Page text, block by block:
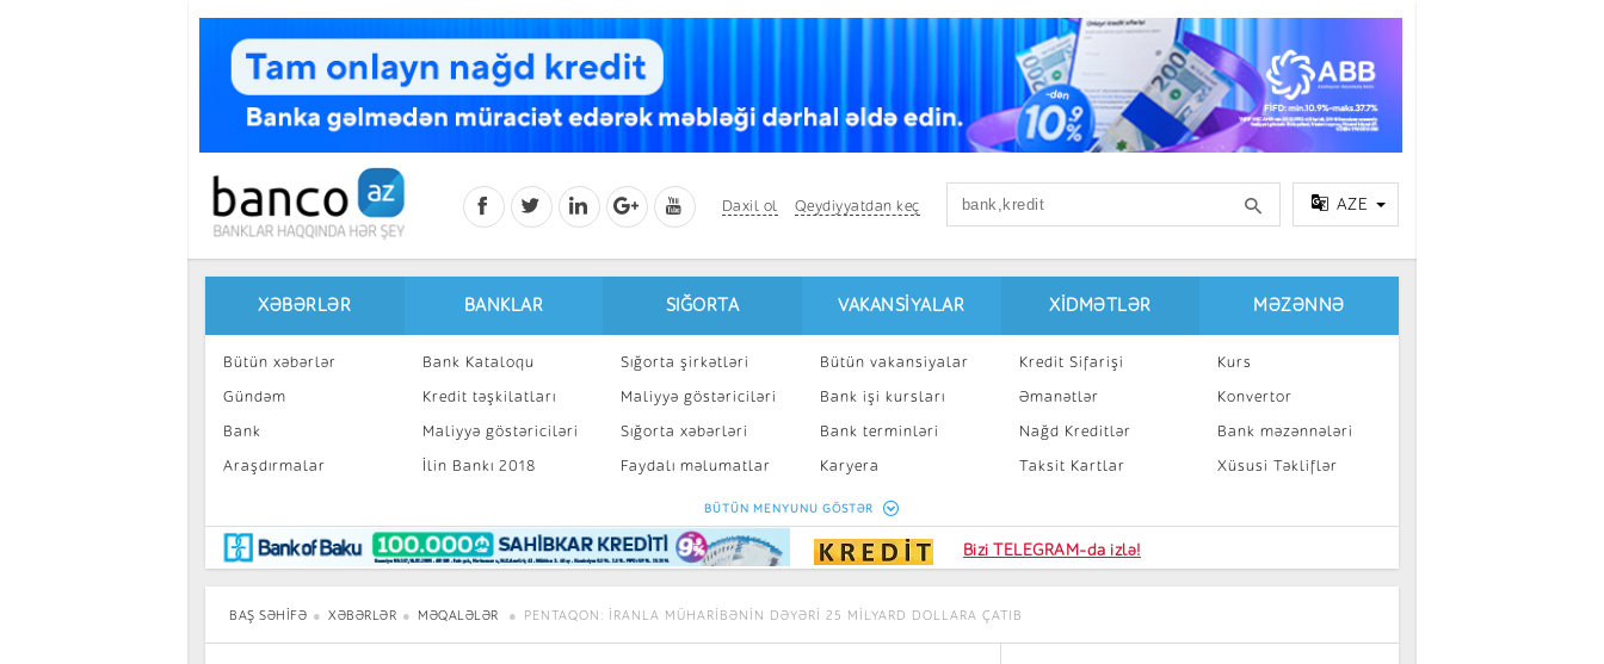
Daxil ol Qeydiyyatdan keç AZE
XƏBƏRLƏR
Bütün xəbərlər
Gündəm
Bank
Araşdırmalar
Maraqlı
BancoTV
Müsahibə
BANKLAR
Bank Kataloqu
Kredit təşkilatları
Maliyyə göstəriciləri
İlin Bankı 2018
SIĞORTA
Sığorta şirkətləri
Maliyyə göstəriciləri
Sığorta xəbərləri
Faydalı məlumatlar
Sığorta kalkulyatoru
VAKANSIYALAR
Bütün vakansiyalar
Bank işi kursları
Bank terminləri
Karyera
Peşakar inkişaf
XIDMƏTLƏR
Kredit Sifarişi
Əmanətlər
Nağd Kreditlər
Taksit Kartlar
Kart sifarişi
MƏZƏNNƏ
Kurs
Konvertor
Bank məzənnələri
Xüsusi Təkliflər
BÜTÜN MENYUNU GÖSTƏR
Bizi TELEGRAM-da izlə!
BAŞ SƏHIFƏ XƏBƏRLƏR MƏQALƏLƏR PENTAQON: İRANLA MÜHARIBƏNIN DƏYƏRI 25 MILYARD DOLLARA ÇATIB